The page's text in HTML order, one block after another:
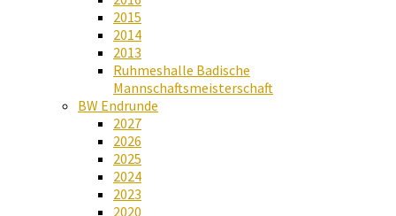
2015
2014
2013
Ruhmeshalle Badische
Mannschaftsmeisterschaft
BW Endrunde
2027
2026
2025
2024
2023
2020